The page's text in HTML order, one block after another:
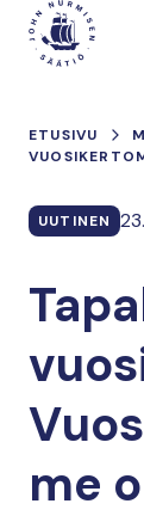
Hyppää
sisältöön
Päävalikko
ETUSIVU
UUTINEN
me